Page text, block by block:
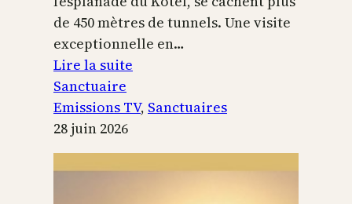
de 450 mètres de tunnels. Une visite
exceptionnelle en…
Lire la suite
Temple
Jérusalem
Sanctuaire
Emissions TV, Sanctuaires
28 juin 2026